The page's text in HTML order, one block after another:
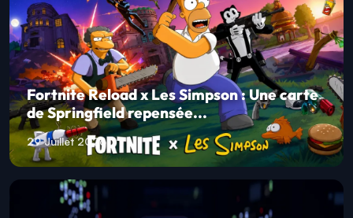
Fortnite Reload x Les Simpson : Une carte
de Springfield repensée...
29 Juillet 2026